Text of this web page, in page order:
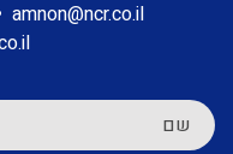
amnon@ncr.co.il